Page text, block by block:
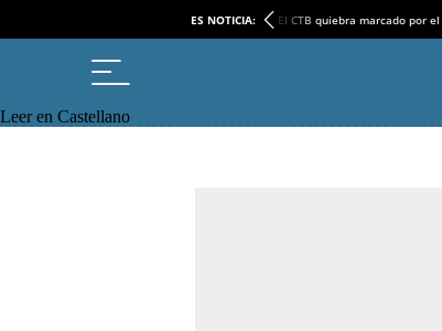
ES NOTICIA: El CTB quiebra marcado por
Leer en Castellano